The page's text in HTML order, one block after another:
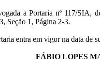
a Portaria nº 117/SIA,
Seção 1, Página 2-3.
entra em vigor na data de
FÁBIO LOPES